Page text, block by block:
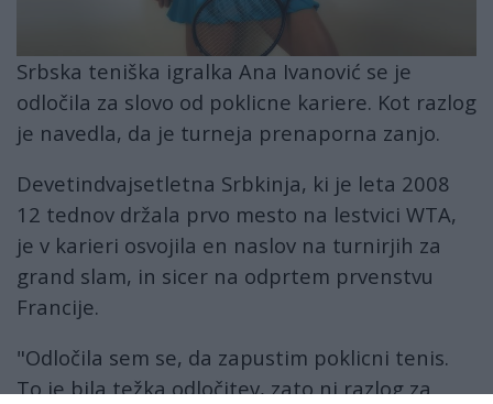
Srbska teniška igralka Ana Ivanović se je
odločila za slovo od poklicne kariere. Kot razlog
je navedla, da je turneja prenaporna zanjo.
Devetindvajsetletna Srbkinja, ki je leta 2008
12 tednov držala prvo mesto na lestvici WTA,
je v karieri osvojila en naslov na turnirjih za
grand slam, in sicer na odprtem prvenstvu
Francije.
"Odločila sem se, da zapustim poklicni tenis.
To je bila težka odločitev, zato ni razlog za